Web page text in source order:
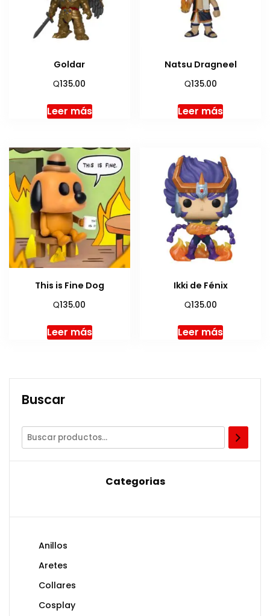
Goldar
Q135.00
Leer más
Natsu Dragneel
Q135.00
Leer más
This is Fine Dog
Q135.00
Leer más
Ikki de Fénix
Q135.00
Leer más
Buscar
Categorias
Anillos
Aretes
Collares
Cosplay